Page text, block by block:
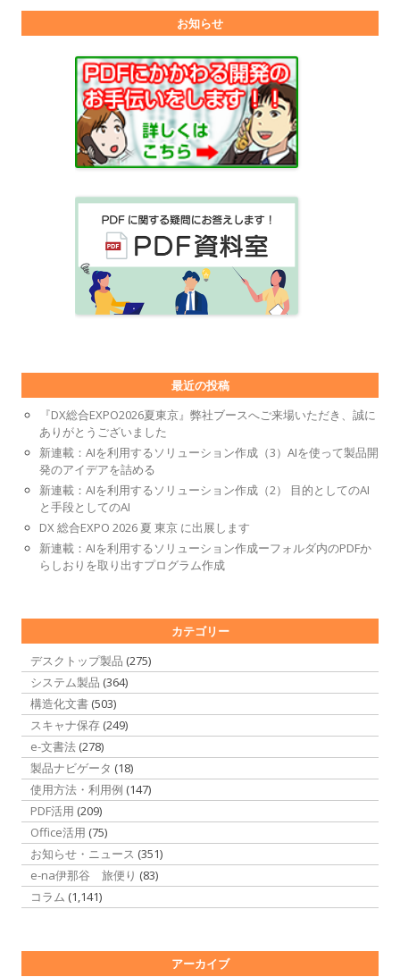
お知らせ
最近の投稿
『DX総合EXPO2026夏東京』弊社ブースへご来場いただき、誠に
ありがとうございました
新連載：AIを利用するソリューション作成（3）AIを使って製品開
発のアイデアを詰める
新連載：AIを利用するソリューション作成（2） 目的としてのAI
と手段としてのAI
DX 総合EXPO 2026 夏 東京 に出展します
新連載：AIを利用するソリューション作成ーフォルダ内のPDFか
らしおりを取り出すプログラム作成
カテゴリー
デスクトップ製品 (275)
システム製品 (364)
構造化文書 (503)
スキャナ保存 (249)
e-文書法 (278)
製品ナビゲータ (18)
使用方法・利用例 (147)
PDF活用 (209)
Office活用 (75)
お知らせ・ニュース (351)
e-na伊那谷 旅便り (83)
コラム (1,141)
アーカイブ